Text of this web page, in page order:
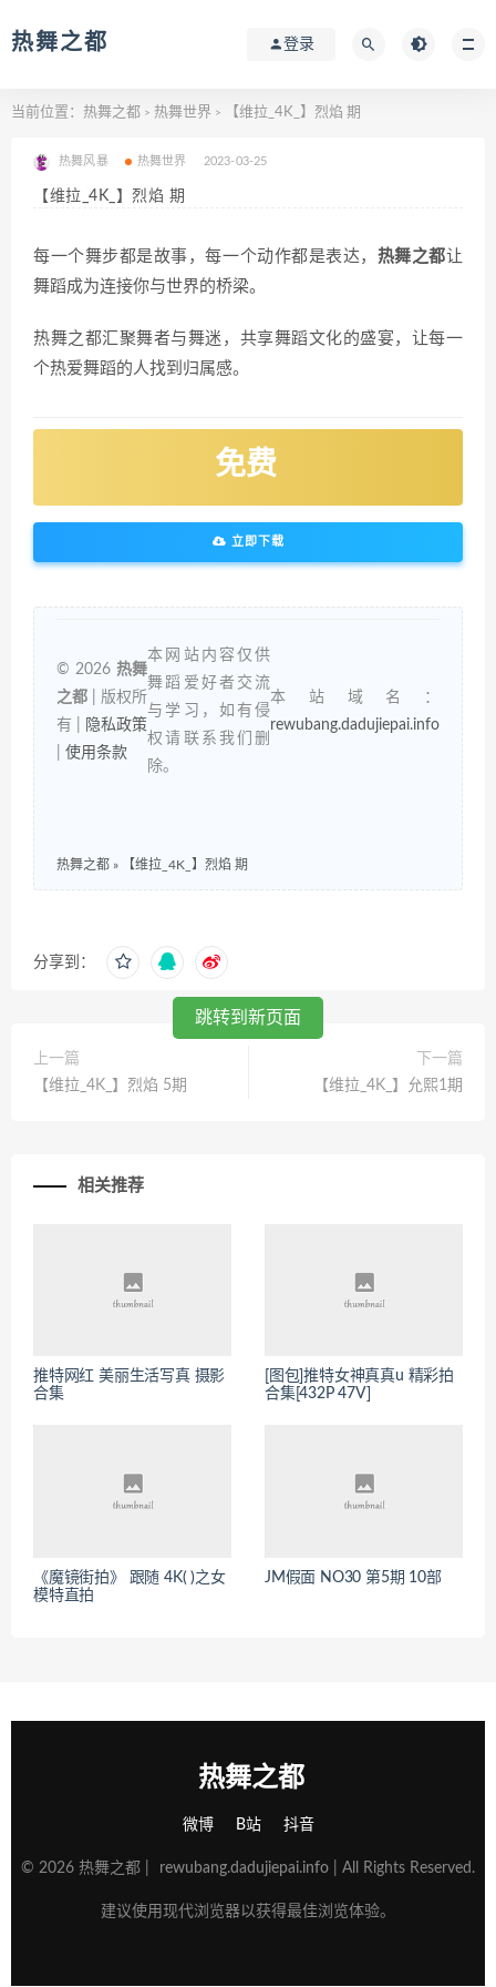
热舞之都 登录
当前位置： 热舞之都 > 热舞世界 > 【维拉_4K_】烈焰 期
热舞风暴 热舞世界 2023-03-25
【维拉_4K_】烈焰 期
每一个舞步都是故事，每一个动作都是表达， 热舞之都让
舞蹈成为连接你与世界的桥梁。
热舞之都汇聚舞者与舞迷，共享舞蹈文化的盛宴，让每一
个热爱舞蹈的人找到归属感。
免费
立即下载
© 2026 热舞
之都 | 版权所
有 |
隐私政策
使用条款
本网站内容仅供
舞蹈爱好者交流
与学习，如有侵
权请联系我们删
除。
本站域名：
rewubang.dadujiepai.info
热舞之都 » 【维拉_4K_】烈焰 期
分享到：
上一篇
【维拉_4K_】烈焰 5期
下一篇
【维拉_4K_】允熙1期
相关推荐
推特网红 美丽生活写真 摄影
合集
[图包]推特女神真真u 精彩拍
合集[432P 47V]
《魔镜街拍》 跟随 4K( )之女
模特直拍
JM假面 NO30 第5期 10部
热舞之都
微博 B站 抖音
© 2026 热舞之都 | rewubang.dadujiepai.info | All Rights Reserved.
建议使用现代浏览器以获得最佳浏览体验。
跳转到新页面